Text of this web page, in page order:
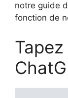
notre guide
fonction de